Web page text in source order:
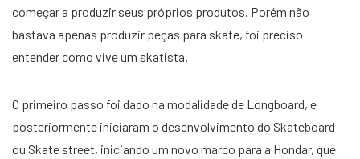
começar a produzir seus próprios produtos. Porém não
bastava apenas produzir peças para skate, foi preciso
entender como vive um skatista.
O primeiro passo foi dado na modalidade de Longboard, e
posteriormente iniciaram o desenvolvimento do Skateboard
ou Skate street, iniciando um novo marco para a Hondar, que